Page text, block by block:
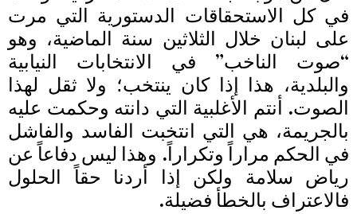
في كل الاستحقاقات الدستورية التي مرت
على لبنان خلال الثلاثين سنة الماضية، وهو
“صوت الناخب” في الانتخابات النيابية
والبلدية، هذا إذا كان ينتخب؛ ولا ثقل لهذا
الصوت. أنتم الأغلبية التي دانته وحكمت عليه
بالجريمة، هي التي انتخبت الفاسد والفاشل
في الحكم مراراً وتكراراً. وهذا ليس دفاعاً عن
رياض سلامة ولكن إذا أردنا حقاً الحلول
فالاعتراف بالخطأ فضيلة.